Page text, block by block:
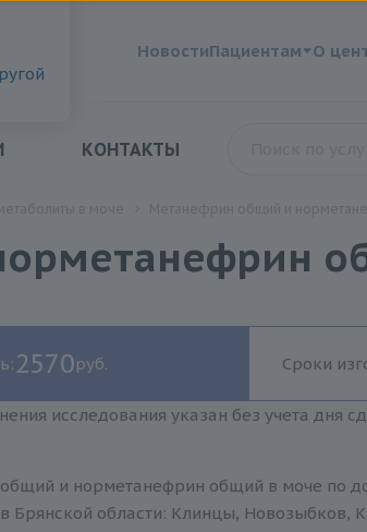
НовостиПациентам О
КОНТАКТЫ
2570руб. Сроки
исследования указан без учета дня
и норметанефрин общий в моче по
Брянской области: Клинцы, Новозыбков,